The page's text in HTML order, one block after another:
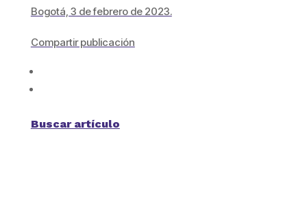
Bogotá, 3 de febrero de 2023.
Compartir publicación
Buscar artículo